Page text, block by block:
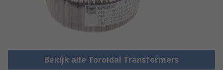
Bekijk alle Toroidal Transformers